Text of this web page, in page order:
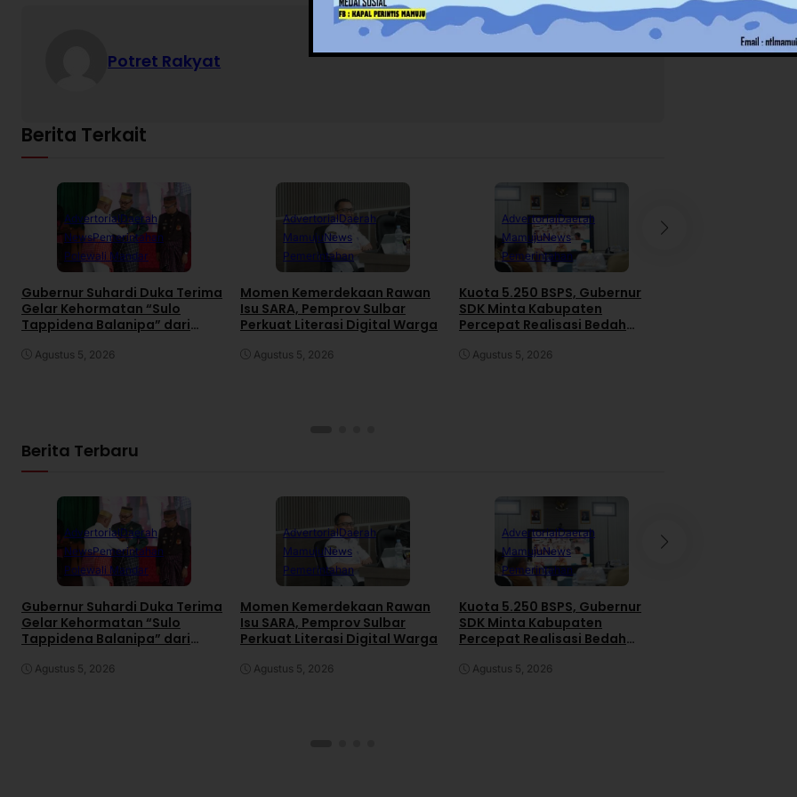
Potret Rakyat
Berita Terkait
AdvertorialDaerah
NewsPemerintahan
Polewali Mandar
Gubernur Suhardi Duka Terima
Gelar Kehormatan “Sulo
Tappidena Balanipa” dari
Agustus 5, 2026
AdvertorialDaerah
MamujuNews
Pemerintahan
Momen Kemerdekaan Rawan
Isu SARA, Pemprov Sulbar
Perkuat Literasi Digital Warga
Agustus 5, 2026
AdvertorialDaerah
MamujuNews
Pemerintahan
Kuota 5.250 BSPS, Gubernur
SDK Minta Kabupaten
Percepat Realisasi Bedah
Agustus 5, 2026
Berita Terbaru
AdvertorialDaerah
NewsPemerintahan
Polewali Mandar
Gubernur Suhardi Duka Terima
Gelar Kehormatan “Sulo
Tappidena Balanipa” dari
Agustus 5, 2026
AdvertorialDaerah
MamujuNews
Pemerintahan
Momen Kemerdekaan Rawan
Isu SARA, Pemprov Sulbar
Perkuat Literasi Digital Warga
Agustus 5, 2026
AdvertorialDaerah
MamujuNews
Pemerintahan
Kuota 5.250 BSPS, Gubernur
SDK Minta Kabupaten
Percepat Realisasi Bedah
Agustus 5, 2026